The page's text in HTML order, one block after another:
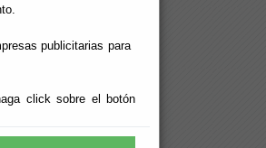
publicitarias para
click sobre el botón